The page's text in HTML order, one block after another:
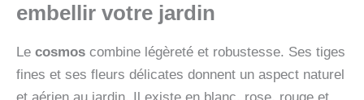
embellir votre jardin
Le cosmos combine légèreté et robustesse. Ses tiges
fines et ses fleurs délicates donnent un aspect naturel